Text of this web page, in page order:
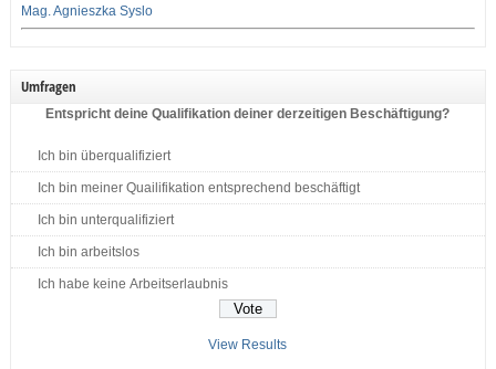
Mag. Agnieszka Syslo
Umfragen
Entspricht deine Qualifikation deiner derzeitigen Beschäftigung?
Ich bin überqualifiziert
Ich bin meiner Quailifikation entsprechend beschäftigt
Ich bin unterqualifiziert
Ich bin arbeitslos
Ich habe keine Arbeitserlaubnis
View Results